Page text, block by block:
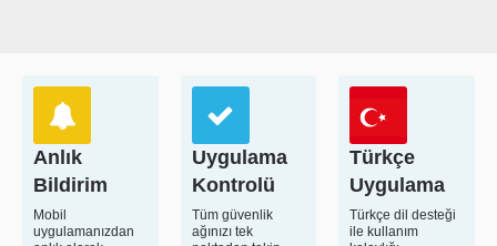
Anlık
Bildirim
Mobil
uygulamanızdan
Uygulama
Kontrolü
Tüm güvenlik
ağınızı tek
Türkçe
Uygulama
Türkçe dil desteği
ile kullanım